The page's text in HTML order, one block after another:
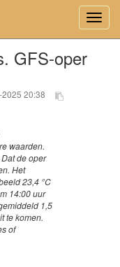
GFS-oper
20:38
waarden.
de oper
Het
23,4 °C
14:00 uur
1,5
te komen.
of